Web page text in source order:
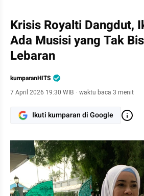
Krisis Royalti Dangdut,
Ada Musisi yang Tak
Lebaran
kumparanHITS
7 April 2026 19:30 WIB · waktu baca 3 menit
Ikuti kumparan di Google